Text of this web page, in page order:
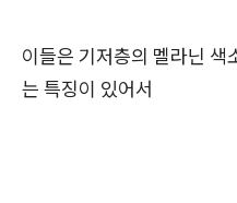
이들은 기저층의 멜라닌 색
는 특징이 있어서